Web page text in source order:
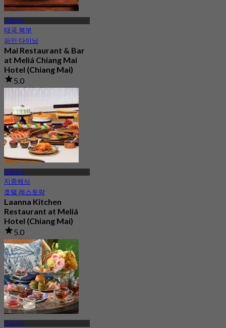
치앙마이
태국 북부
파인 다이닝
Mai Restaurant & Bar
at Meliá Chiang Mai
Hotel (Chiang Mai)
5.0
115 예약됨
치앙마이
지중해식
호텔 레스토랑
Laanna Kitchen
Restaurant at Meliá
Hotel (Chiang Mai)
5.0
15 예약됨
에서฿ 799
치앙마이